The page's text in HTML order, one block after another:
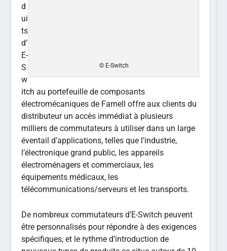
© E-Switch
d
ui
ts
d’
E-
S
w
itch au portefeuille de composants
électromécaniques de Farnell offre aux clients du
distributeur un accès immédiat à plusieurs
milliers de commutateurs à utiliser dans un large
éventail d’applications, telles que l’industrie,
l’électronique grand public, les appareils
électroménagers et commerciaux, les
équipements médicaux, les
télécommunications/serveurs et les transports.
De nombreux commutateurs d’E-Switch peuvent
être personnalisés pour répondre à des exigences
spécifiques, et le rythme d’introduction de